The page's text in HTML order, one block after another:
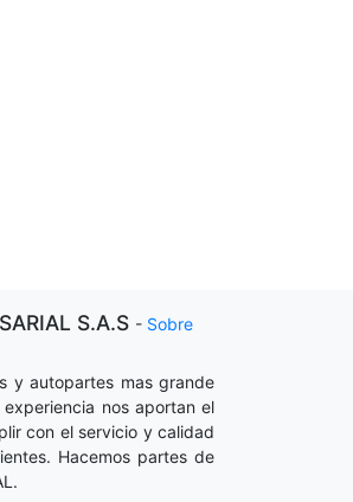
S.A.S - Sobre
y autopartes mas grande
nos aportan el
con el servicio y calidad
Hacemos partes de